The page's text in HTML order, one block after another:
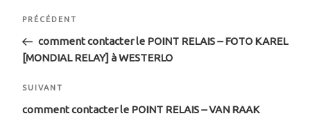
Navigation
de
l’article
Article
précédent
PRÉCÉDENT
comment contacter le POINT RELAIS – FOTO KAREL
[MONDIAL RELAY] à WESTERLO
Article
suivant
SUIVANT
comment contacter le POINT RELAIS – VAN RAAK